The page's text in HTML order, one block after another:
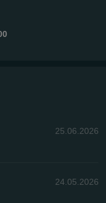
25.06.2026
24.05.2026